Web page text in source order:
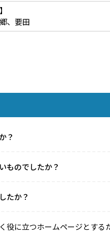
、要田
？
ものでしたか？
たか？
に立つホームページとする